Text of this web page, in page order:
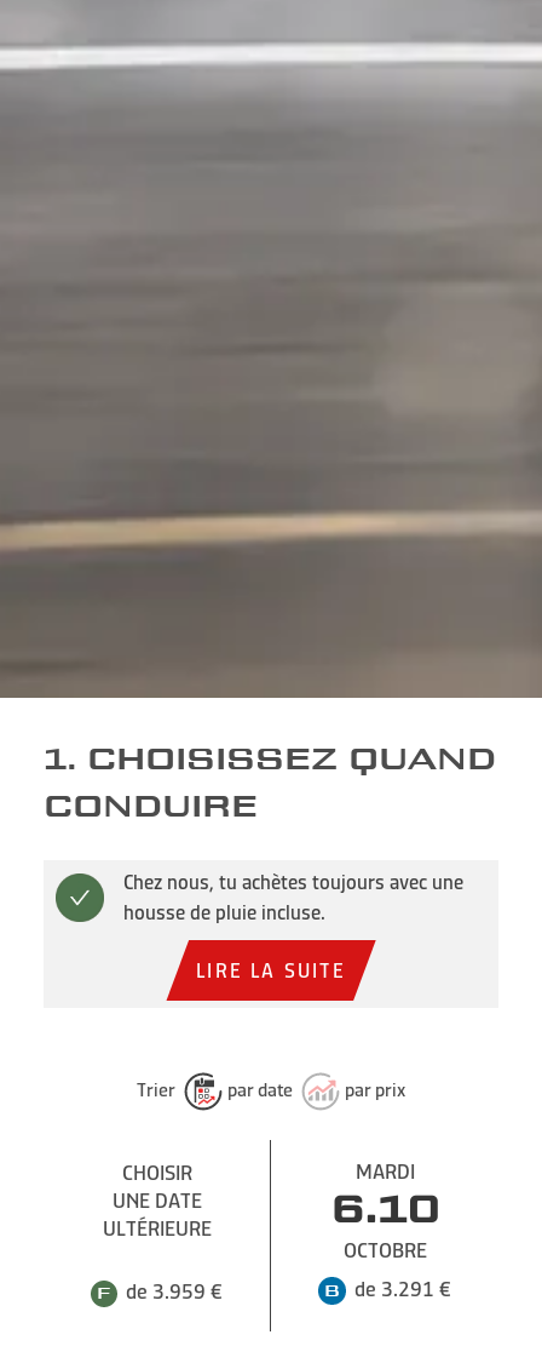
1. CHOISISSEZ QUAND
CONDUIRE
Chez nous, tu achètes toujours avec une
housse de pluie incluse.
LIRE LA SUITE
Trier par date par prix
CHOISIR
UNE DATE
ULTÉRIEURE
de 3.959 €
MARDI
6.10
OCTOBRE
de 3.291 €